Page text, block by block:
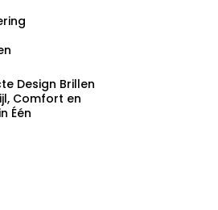
Design Brillen
Comfort en
Één